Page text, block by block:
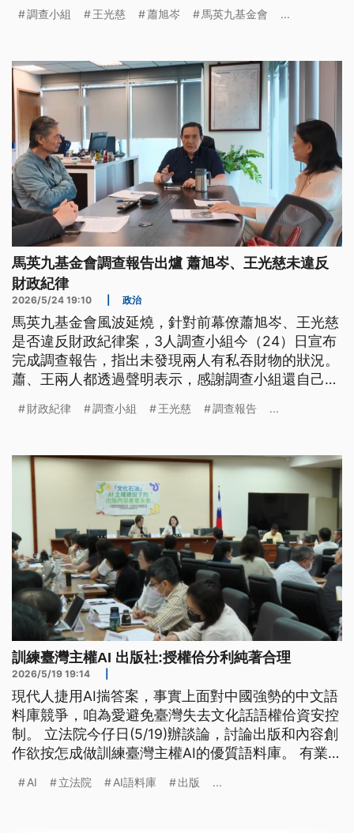
人，但馬英九完全不知情，懷疑調查小組是否基於私
九親筆委託書，並稱兩人收受不明資金來源發年終獎
金。會計師也表示，2025年年終由現金發放，但銀
行帳戶卻未支應，現金來源應由前執行長王光慈說
明。
調查小組 王光慈 蕭旭岑 馬英九基金會 ...
馬英九基金會調查報告出爐 蕭旭岑、王光慈未違反
財政紀律
2026/5/24 19:10 政治
馬英九基金會風波延燒，針對前幕僚蕭旭岑、王光慈
是否違反財政紀律案，3人調查小組今（24）日宣布
完成調查報告，指出未發現兩人有私吞財物的狀況。
蕭、王兩人都透過聲明表示，感謝調查小組還自己清
和具體事證差距過大，令人遺憾，決定委任執行長戴
並循相關訴訟程序，追究蕭、王二人責任。
財政紀律 調查小組 王光慈 調查報告 ...
訓練臺灣主權AI 出版社:授權佮分利純著合理
2026/5/19 19:14
現代人捷用AI揣答案，事實上面對中國強勢的中文語
料庫競爭，咱為愛避免臺灣失去文化話語權佮資安控
制。 立法院今仔日(5/19)辦談論，討論出版和內容創
作欲按怎成做訓練臺灣主權AI的優質語料庫。 有業者
轉換做AI讀有的資料，嘛有工會團體認為，愛徛佇內
AI 立法院 AI語料庫 出版 ...